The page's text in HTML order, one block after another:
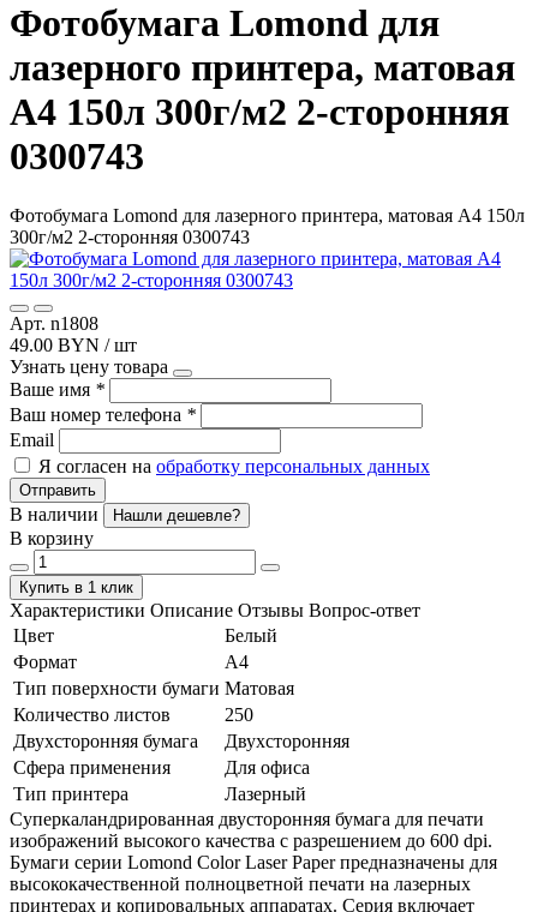
Фотобумага Lomond для
лазерного принтера, матовая
А4 150л 300г/м2 2-сторонняя
0300743
Фотобумага Lomond для лазерного принтера, матовая А4 150л
300г/м2 2-сторонняя 0300743
Арт. n1808
49.00 BYN / шт
Узнать цену товара
Ваше имя *
Ваш номер телефона *
Email
Я согласен на обработку персональных данных
Отправить
В наличии Нашли дешевле?
В корзину
Купить в 1 клик
Характеристики Описание Отзывы Вопрос-ответ
Цвет
Белый
Формат
А4
Тип поверхности бумаги Матовая
Количество листов
250
Двухсторонняя бумага
Двухсторонняя
Сфера применения
Для офиса
Тип принтера
Лазерный
Суперкаландрированная двусторонняя бумага для печати
изображений высокого качества с разрешением до 600 dpi.
Бумаги серии Lomond Color Laser Paper предназначены для
высококачественной полноцветной печати на лазерных
принтерах и копировальных аппаратах. Серия включает